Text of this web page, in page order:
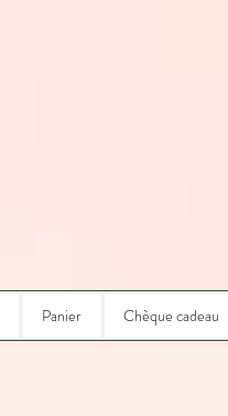
Panier Chèque cadeau